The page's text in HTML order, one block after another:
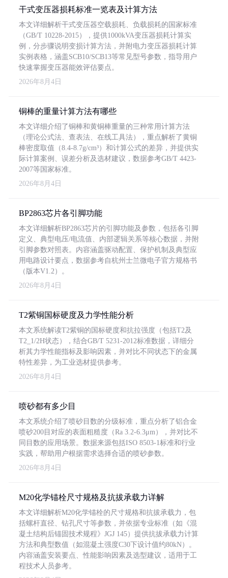
干式变压器损耗标准一览表及计算方法
本文详细解析干式变压器空载损耗、负载损耗的国家标准
（GB/T 10228-2015），提供1000kVA变压器损耗计算实
例，分步骤说明变损计算方法，并附电力变压器损耗计算
实例表格，涵盖SCB10/SCB13等常见型号参数，指导用户
快速掌握变压器能效评估要点。
2026年8月4日
铜棒的重量计算方法有哪些
本文详细介绍了铜棒和黄铜棒重量的三种常用计算方法
（理论公式法、查表法、在线工具法），重点解析了黄铜
棒密度取值（8.4-8.7g/cm³）和计算公式的差异，并提供实
际计算案例、误差分析及选材建议，数据参考GB/T 4423-
2007等国家标准。
2026年8月4日
BP2863芯片各引脚功能
本文详细解析BP2863芯片的引脚功能及参数，包括各引脚
定义、典型电压/电流值、内部逻辑关系等核心数据，并附
引脚参数对照表。内容涵盖驱动配置、保护机制及典型应
用电路设计要点，数据参考自杭州士兰微电子官方规格书
（版本V1.2）。
2026年8月4日
T2紫铜国标硬度及力学性能分析
本文系统解读T2紫铜的国标硬度和抗拉强度（包括T2及
T2_1/2H状态），结合GB/T 5231-2012标准数据，详细分
析其力学性能指标及影响因素，并对比不同状态下的金属
特性差异，为工业选材提供参考。
2026年8月4日
喷砂都有多少目
本文系统介绍了喷砂目数的分级标准，重点分析了铝合金
喷砂200目对应的表面粗糙度（Ra 3.2-6.3μm），并对比不
同目数的应用场景。数据来源包括ISO 8503-1标准和行业
实践，帮助用户根据需求选择合适的喷砂参数。
2026年8月4日
M20化学锚栓尺寸规格及抗拔承载力详解
本文详细解析M20化学锚栓的尺寸规格和抗拔承载力，包
括螺杆直径、钻孔尺寸等参数，并依据专业标准（如《混
凝土结构后锚固技术规程》JGJ 145）提供抗拔承载力计算
方法和典型数值（如混凝土强度C30下设计值约80kN）。
内容涵盖安装要点、性能影响因素及选型建议，适用于工
程技术人员参考。